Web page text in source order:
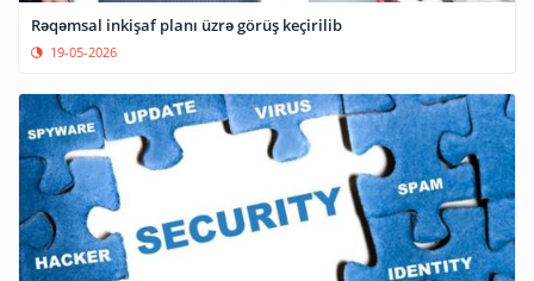
Rəqəmsal inkişaf planı üzrə görüş keçirilib
19-05-2026